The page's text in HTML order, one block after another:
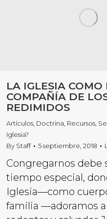
LA IGLESIA COMO
COMPAÑÍA DE
REDIMIDOS
Artículos, Doctrina, Recursos,
Iglesia?
By Staff 5 septiembre, 2018
Congregarnos debe
tiempo especial,
Iglesia—como
familia —adoramos